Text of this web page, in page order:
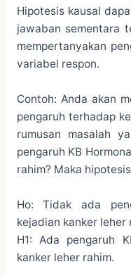
Hipotesis kausal
jawaban sementara
mempertanyakan
variabel respon.
Contoh: Anda akan
pengaruh terhadap
rumusan masalah
pengaruh KB
rahim? Maka
Ho: Tidak ada
kejadian kanker leher
H1: Ada pengaruh
kanker leher rahim.